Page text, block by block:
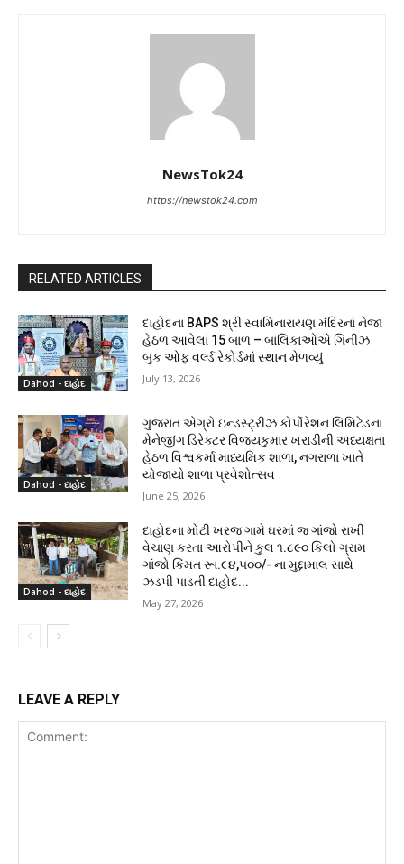
NewsTok24
https://newstok24.com
RELATED ARTICLES
Dahod - દાહોદ
દાહોદના BAPS શ્રી સ્વામિનારાયણ મંદિરનાં નેજા
હેઠળ આવેલાં 15 બાળ – બાલિકાઓએ ગિનીઝ
બુક ઓફ વર્લ્ડ રેકોર્ડમાં સ્થાન મેળવ્યું
July 13, 2026
Dahod - દાહોદ
ગુજરાત એગ્રો ઇન્ડસ્ટ્રીઝ કોર્પોરેશન લિમિટેડના
મેનેજીંગ ડિરેક્ટર વિજયકુમાર ખરાડીની અધ્યક્ષતા
હેઠળ વિશ્વકર્મા માધ્યમિક શાળા, નગરાળા ખાતે
યોજાયો શાળા પ્રવેશોત્સવ
June 25, 2026
Dahod - દાહોદ
દાહોદના મોટી ખરજ ગામે ઘરમાં જ ગાંજો રાખી
વેચાણ કરતા આરોપીને કુલ ૧.૮૯૦ કિલો ગ્રામ
ગાંજો કિંમત રૂા.૯૪,૫૦૦/- ના મુદ્દામાલ સાથે
ઝડપી પાડતી દાહોદ...
May 27, 2026
LEAVE A REPLY